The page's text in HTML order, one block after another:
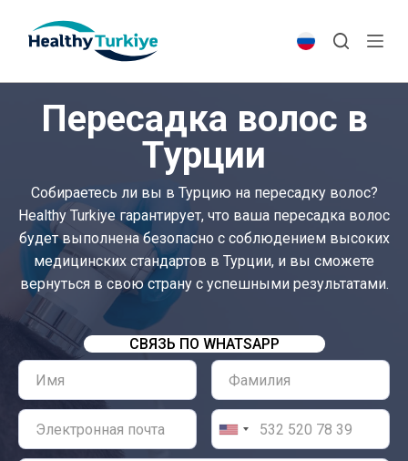
p
t
e
t
Пересадка волос в
Турции
Собираетесь ли вы в Турцию на пересадку волос?
Healthy Turkiye гарантирует, что ваша пересадка волос
будет выполнена безопасно с соблюдением высоких
медицинских стандартов в Турции, и вы сможете
вернуться в свою страну с успешными результатами.
СВЯЗЬ ПО WHATSAPP